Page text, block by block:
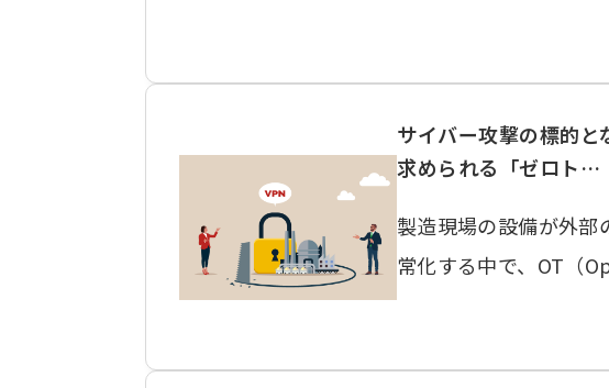
サイバー攻撃の標的
求められる「ゼロト…
製造現場の設備が外部
常化する中で、OT（